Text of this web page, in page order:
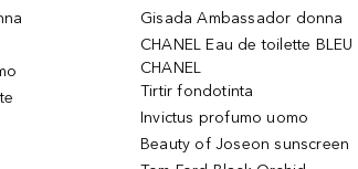
Gisada Ambassador donna
CHANEL Eau de toilette BLEU
CHANEL
Tirtir fondotinta
Invictus profumo uomo
Beauty of Joseon sunscreen